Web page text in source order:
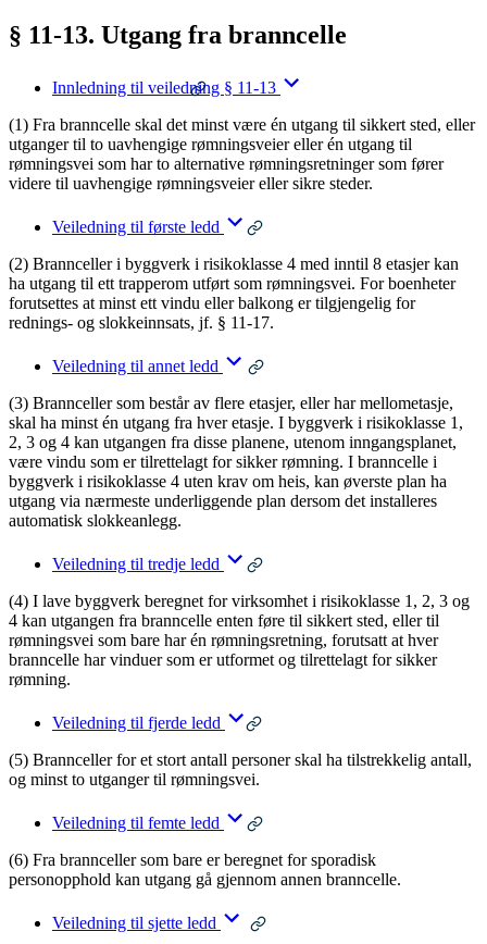
§ 11-13. Utgang fra branncelle
Innledning til veiledning § 11-13
(1) Fra branncelle skal det minst være én utgang til sikkert sted, eller
utganger til to uavhengige rømningsveier eller én utgang til
rømningsvei som har to alternative rømningsretninger som fører
videre til uavhengige rømningsveier eller sikre steder.
Veiledning til første ledd
(2) Brannceller i byggverk i risikoklasse 4 med inntil 8 etasjer kan
ha utgang til ett trapperom utført som rømningsvei. For boenheter
forutsettes at minst ett vindu eller balkong er tilgjengelig for
rednings- og slokkeinnsats, jf. § 11-17.
Veiledning til annet ledd
(3) Brannceller som består av flere etasjer, eller har mellometasje,
skal ha minst én utgang fra hver etasje. I byggverk i risikoklasse 1,
2, 3 og 4 kan utgangen fra disse planene, utenom inngangsplanet,
være vindu som er tilrettelagt for sikker rømning. I branncelle i
byggverk i risikoklasse 4 uten krav om heis, kan øverste plan ha
utgang via nærmeste underliggende plan dersom det installeres
automatisk slokkeanlegg.
Veiledning til tredje ledd
(4) I lave byggverk beregnet for virksomhet i risikoklasse 1, 2, 3 og
4 kan utgangen fra branncelle enten føre til sikkert sted, eller til
rømningsvei som bare har én rømningsretning, forutsatt at hver
branncelle har vinduer som er utformet og tilrettelagt for sikker
rømning.
Veiledning til fjerde ledd
(5) Brannceller for et stort antall personer skal ha tilstrekkelig antall,
og minst to utganger til rømningsvei.
Veiledning til femte ledd
(6) Fra brannceller som bare er beregnet for sporadisk
personopphold kan utgang gå gjennom annen branncelle.
Veiledning til sjette ledd